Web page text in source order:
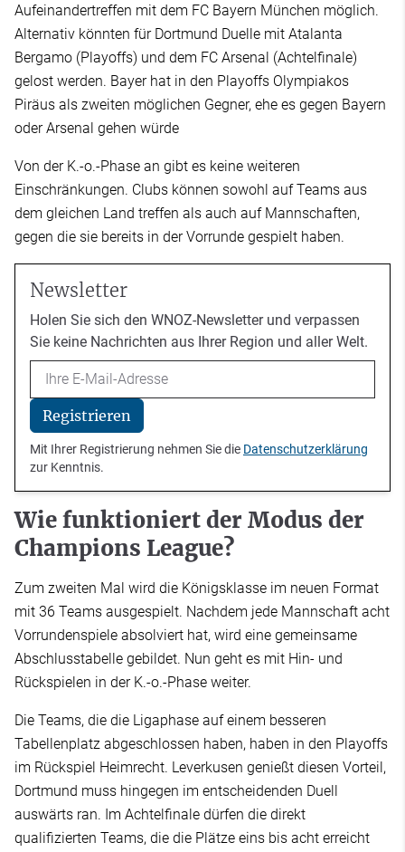
Aufeinandertreffen mit dem FC Bayern München möglich.
Alternativ könnten für Dortmund Duelle mit Atalanta
Bergamo (Playoffs) und dem FC Arsenal (Achtelfinale)
gelost werden. Bayer hat in den Playoffs Olympiakos
Piräus als zweiten möglichen Gegner, ehe es gegen Bayern
oder Arsenal gehen würde
Von der K.-o.-Phase an gibt es keine weiteren
Einschränkungen. Clubs können sowohl auf Teams aus
dem gleichen Land treffen als auch auf Mannschaften,
gegen die sie bereits in der Vorrunde gespielt haben.
Newsletter
Holen Sie sich den WNOZ-Newsletter und verpassen
Sie keine Nachrichten aus Ihrer Region und aller Welt.
Email
Registrieren
Mit Ihrer Registrierung nehmen Sie die Datenschutzerklärung
zur Kenntnis.
Wie funktioniert der Modus der
Champions League?
Zum zweiten Mal wird die Königsklasse im neuen Format
mit 36 Teams ausgespielt. Nachdem jede Mannschaft acht
Vorrundenspiele absolviert hat, wird eine gemeinsame
Abschlusstabelle gebildet. Nun geht es mit Hin- und
Rückspielen in der K.-o.-Phase weiter.
Die Teams, die die Ligaphase auf einem besseren
Tabellenplatz abgeschlossen haben, haben in den Playoffs
im Rückspiel Heimrecht. Leverkusen genießt diesen Vorteil,
Dortmund muss hingegen im entscheidenden Duell
auswärts ran. Im Achtelfinale dürfen die direkt
qualifizierten Teams, die die Plätze eins bis acht erreicht